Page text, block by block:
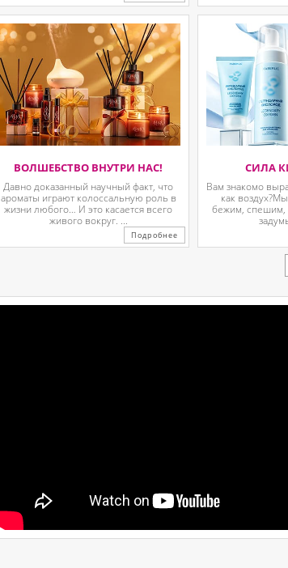
ВОЛШЕБСТВО ВНУТРИ НАС!
Давно доказанный научный факт, что
ароматы играют колоссальную роль в
жизни любого… И это касается всего
живого вокруг. ...
Подробнее
СИЛА
Вам знакомо
как
бежим, спешим,